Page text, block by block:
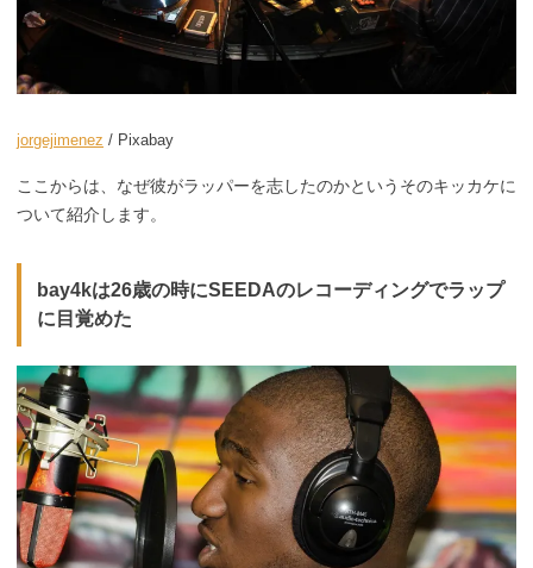
jorgejimenez / Pixabay
ここからは、なぜ彼がラッパーを志したのかというそのキッカケに
ついて紹介します。
bay4kは26歳の時にSEEDAのレコーディングでラップ
に目覚めた